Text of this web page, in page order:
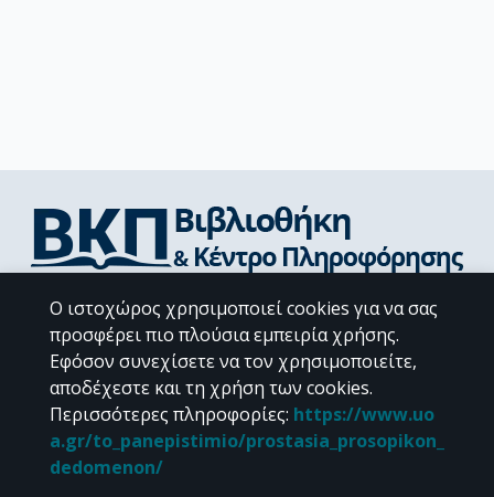
Διεύθυνση Βιβλιοθήκης & Κέντρου Πληροφόρησης
Βιβλιοθήκες Σχολών του ΕΚΠΑ
Υπολογιστικό Κέντρο Βιβλιοθηκών
Επικοινωνία / Helpdesk
Ο ιστοχώρος χρησιμοποιεί cookies για να σας
προσφέρει πιο πλούσια εμπειρία χρήσης.
Εφόσον συνεχίσετε να τον χρησιμοποιείτε,
αποδέχεστε και τη χρήση των cookies.
Περισσότερες πληροφορίες: https://www.uo
a.gr/to_panepistimio/prostasia_prosopikon_
dedomenon/